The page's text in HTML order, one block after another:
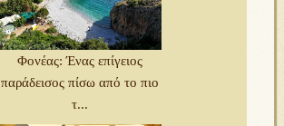
Φονέας: Ένας επίγειος
παράδεισος πίσω από το πιο
τ...